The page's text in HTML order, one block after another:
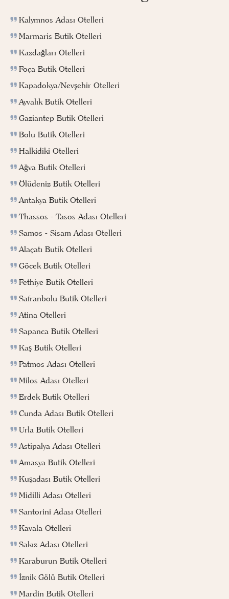
Kalymnos Adası Otelleri
Marmaris Butik Otelleri
Kazdağları Otelleri
Foça Butik Otelleri
Kapadokya/Nevşehir Otelleri
Ayvalık Butik Otelleri
Gaziantep Butik Otelleri
Bolu Butik Otelleri
Halkidiki Otelleri
Ağva Butik Otelleri
Ölüdeniz Butik Otelleri
Antakya Butik Otelleri
Thassos - Tasos Adası Otelleri
Samos - Sisam Adası Otelleri
Alaçatı Butik Otelleri
Göcek Butik Otelleri
Fethiye Butik Otelleri
Safranbolu Butik Otelleri
Atina Otelleri
Sapanca Butik Otelleri
Kaş Butik Otelleri
Patmos Adası Otelleri
Milos Adası Otelleri
Erdek Butik Otelleri
Cunda Adası Butik Otelleri
Urla Butik Otelleri
Astipalya Adası Otelleri
Amasya Butik Otelleri
Kuşadası Butik Otelleri
Midilli Adası Otelleri
Santorini Adası Otelleri
Kavala Otelleri
Sakız Adası Otelleri
Karaburun Butik Otelleri
İznik Gölü Butik Otelleri
Mardin Butik Otelleri